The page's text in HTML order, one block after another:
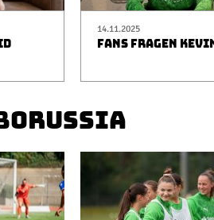
14.11.2025
FANS FRAGEN